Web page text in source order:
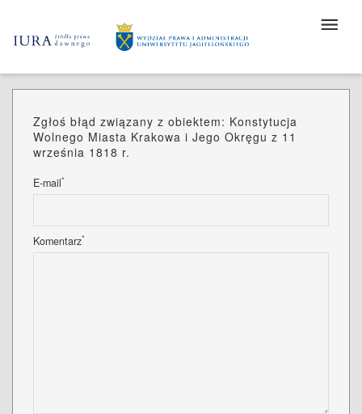
Zgłoś błąd związany z obiektem: Konstytucja
Wolnego Miasta Krakowa i Jego Okręgu z 11
września 1818 r.
E-mail*
Komentarz*